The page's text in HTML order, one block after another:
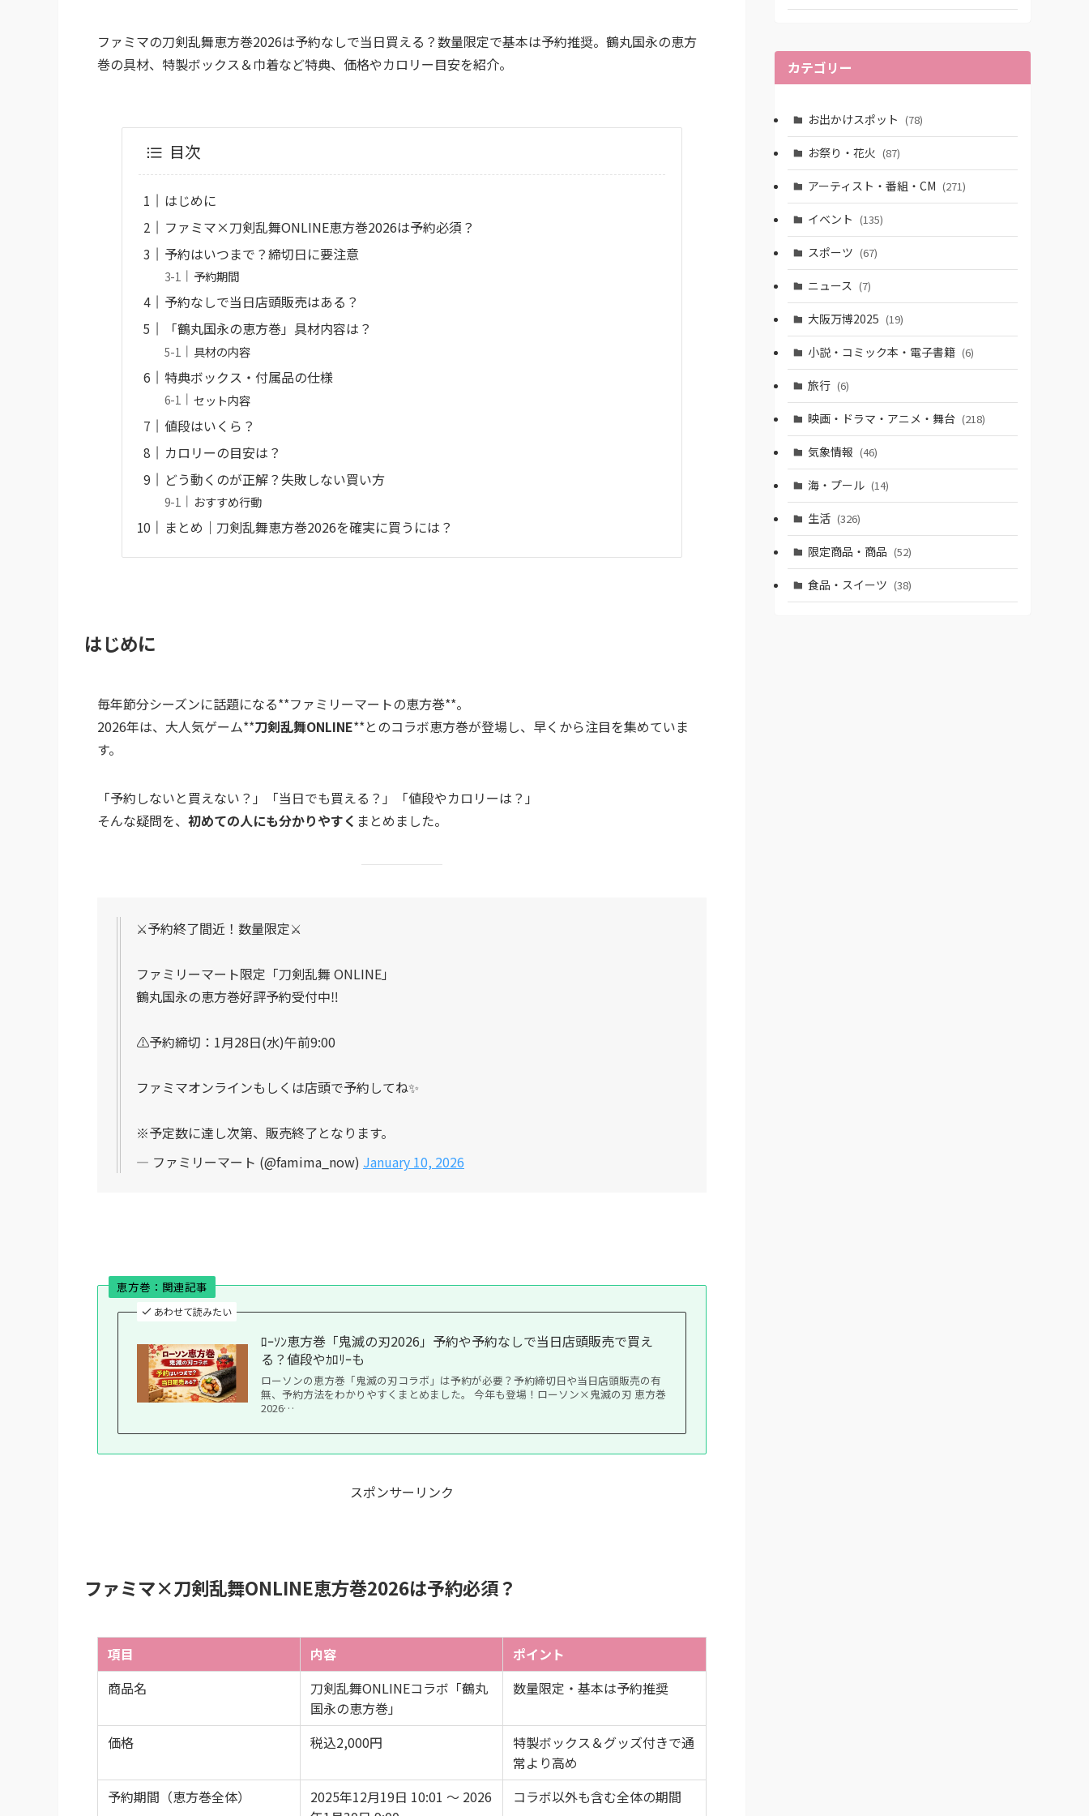
ファミマの刀剣乱舞恵方巻2026は予約なしで当日買える？数量限定で基本は予約推奨。鶴丸国永の恵方
巻の具材、特製ボックス＆巾着など特典、価格やカロリー目安を紹介。
目次
はじめに
ファミマ×刀剣乱舞ONLINE恵方巻2026は予約必須？
予約はいつまで？締切日に要注意
予約期間
予約なしで当日店頭販売はある？
「鶴丸国永の恵方巻」具材内容は？
具材の内容
特典ボックス・付属品の仕様
セット内容
値段はいくら？
カロリーの目安は？
どう動くのが正解？失敗しない買い方
おすすめ行動
まとめ｜刀剣乱舞恵方巻2026を確実に買うには？
はじめに
毎年節分シーズンに話題になる**ファミリーマートの恵方巻**。
2026年は、大人気ゲーム**刀剣乱舞ONLINE**とのコラボ恵方巻が登場し、早くから注目を集めていま
す。
「予約しないと買えない？」「当日でも買える？」「値段やカロリーは？」
そんな疑問を、 初めての人にも分かりやすく まとめました。
⚔予約終了間近！数量限定⚔
ファミリーマート限定「刀剣乱舞 ONLINE」
鶴丸国永の恵方巻好評予約受付中‼
⚠️予約締切：1月28日(水)午前9:00
ファミマオンラインもしくは店頭で予約してね✨
※予定数に達し次第、販売終了となります。
— ファミリーマート (@famima_now) January 10, 2026
恵方巻：関連記事
あわせて読みたい
ﾛｰｿﾝ恵方巻「鬼滅の刃2026」予約や予約なしで当日店頭販売で買え
る？値段やｶﾛﾘｰも
ローソンの恵方巻「鬼滅の刃コラボ」は予約が必要？予約締切日や当日店頭販売の有
無、予約方法をわかりやすくまとめました。 今年も登場！ローソン×鬼滅の刃 恵方巻
2026…
スポンサーリンク
ファミマ×刀剣乱舞ONLINE恵方巻2026は予約必須？
項目 内容
ポイント
商品名
刀剣乱舞ONLINEコラボ「鶴丸
国永の恵方巻」
数量限定・基本は予約推奨
価格 税込2,000円
特製ボックス＆グッズ付きで通
常より高め
予約期間（恵方巻全体）
2025年12月19日 10:01 ～ 2026
コラボ以外も含む全体の期間
カテゴリー
お出かけスポット (78)
お祭り・花火 (87)
アーティスト・番組・CM (271)
イベント (135)
スポーツ (67)
ニュース (7)
大阪万博2025 (19)
小説・コミック本・電子書籍 (6)
旅行 (6)
映画・ドラマ・アニメ・舞台 (218)
気象情報 (46)
海・プール (14)
生活 (326)
限定商品・商品 (52)
食品・スイーツ (38)